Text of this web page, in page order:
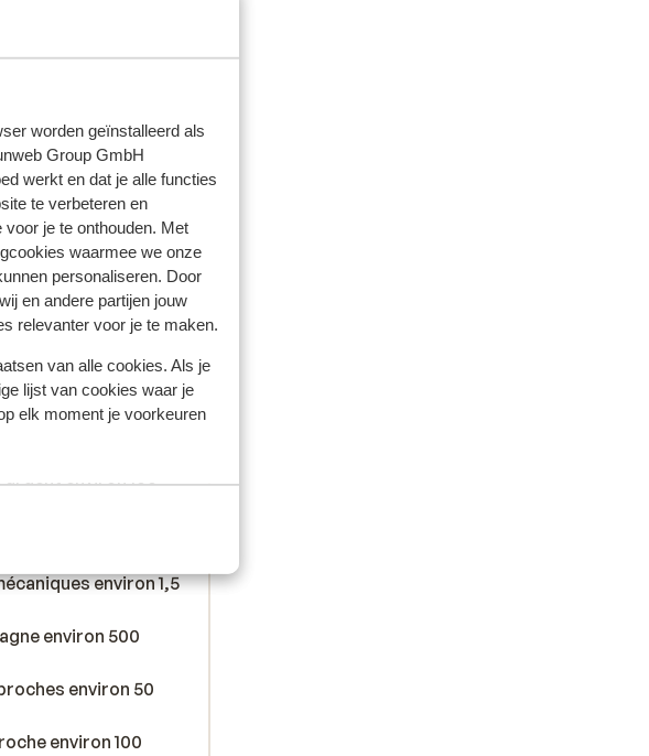
worden geïnstalleerd als
Group GmbH
werkt en dat je alle functies
te verbeteren en
je te onthouden. Met
waarmee we onze
personaliseren. Door
en andere partijen jouw
relevanter voor je te maken.
van alle cookies. Als je
lijst van cookies waar je
elk moment je voorkeuren
produit.
Sauberes
Sauberes
mètres
10 mètres
environ 100
800 mètres:
environ 1,5
environ 500
environ 50
environ 100